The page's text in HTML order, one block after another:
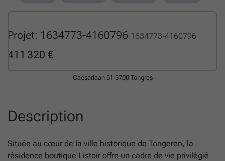
Projet: 1634773-4160796 1634773-4160796
411 320 €
Caesarlaan 51 3700 Tongres
Description
Située au cœur de la ville historique de Tongeren, la
résidence boutique Listoir offre un cadre de vie privilégié